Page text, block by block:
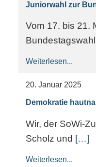
Juniorwahl zur
Vom 17. bis 21.
Weiterlesen...
20. Januar 2025
Demokratie
Wir, der SoWi-
Scholz und […]
Weiterlesen...